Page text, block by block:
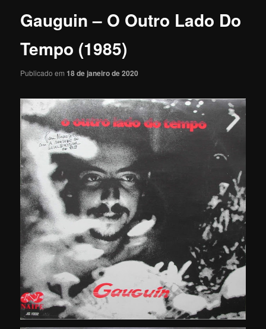
Gauguin – O Outro Lado Do
Tempo (1985)
Publicado em18 de janeiro de 2020